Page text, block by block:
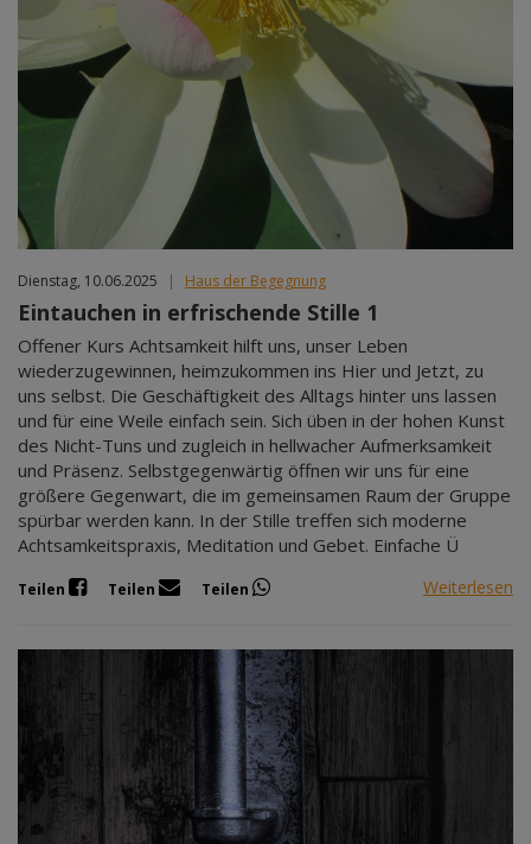
Dienstag, 10.06.2025 | Haus der Begegnung
Eintauchen in erfrischende Stille 1
Offener Kurs Achtsamkeit hilft uns, unser Leben
wiederzugewinnen, heimzukommen ins Hier und Jetzt, zu
uns selbst. Die Geschäftigkeit des Alltags hinter uns lassen
und für eine Weile einfach sein. Sich üben in der hohen Kunst
des Nicht-Tuns und zugleich in hellwacher Aufmerksamkeit
und Präsenz. Selbstgegenwärtig öffnen wir uns für eine
größere Gegenwart, die im gemeinsamen Raum der Gruppe
spürbar werden kann. In der Stille treffen sich moderne
Achtsamkeitspraxis, Meditation und Gebet. Einfache Ü
Teilen Teilen Teilen Weiterlesen